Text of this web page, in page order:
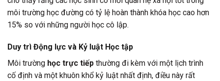
môi trường học đường có tỷ lệ hoàn thành khóa học cao hơn
15% so với những người học cô lập.
Duy trì Động lực và Kỷ luật Học tập
Môi trường học trực tiếp thường đi kèm với một lịch trình
cố định và một khuôn khổ kỷ luật nhất định, điều này rất